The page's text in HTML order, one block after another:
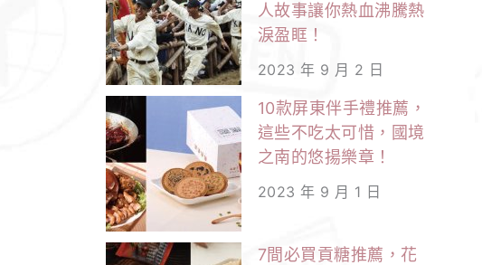
人故事讓你熱血沸騰熱
淚盈眶！
2023 年 9 月 2 日
10款屏東伴手禮推薦，
這些不吃太可惜，國境
之南的悠揚樂章！
2023 年 9 月 1 日
7間必買貢糖推薦，花